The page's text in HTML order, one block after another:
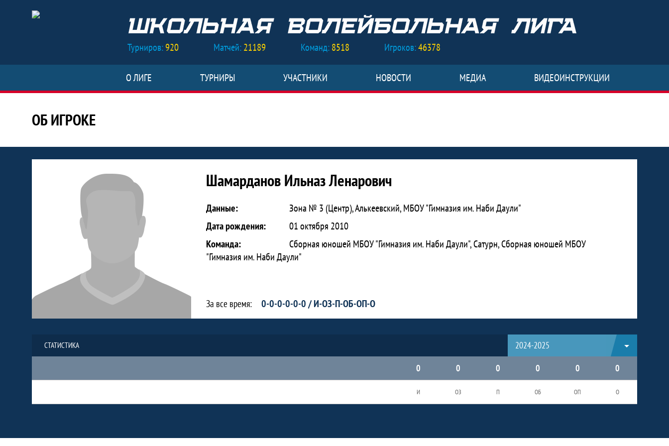
Турниров:920 Матчей:21189 Команд:8518 Игроков:46378
О ЛИГЕ ТУРНИРЫ УЧАСТНИКИ НОВОСТИ МЕДИА ВИДЕОИНСТРУКЦИИ
ОБ ИГРОКЕ
Статистика игрока Шамарданов Ильназ Ленарович
Шамарданов Ильназ Ленарович
Данные:
Зона № 3 (Центр), Алькеевский, МБОУ "Гимназия им. Наби Даули"
Дата рождения:
01 октября 2010
Команда:
Сборная юношей МБОУ "Гимназия им. Наби Даули", Сатурн, Сборная юношей МБОУ
"Гимназия им. Наби Даули"
За все время: 0-0-0-0-0-0 / И-ОЗ-П-ОБ-ОП-О
СТАТИСТИКА
2024-2025
0
0 0 0 0 0
И ОЗ П ОБ ОП О